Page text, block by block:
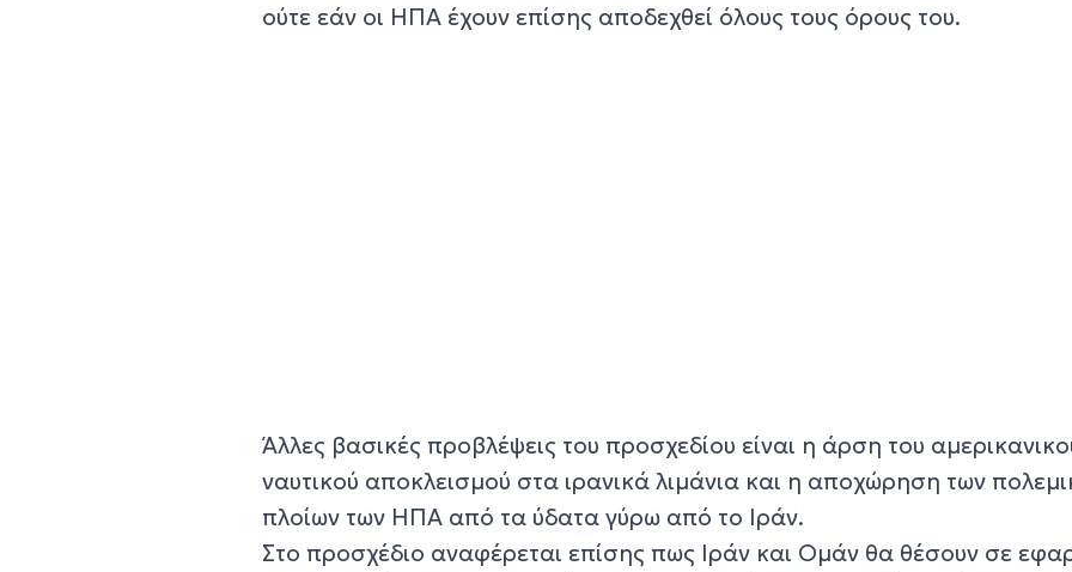
ούτε εάν οι ΗΠΑ έχουν επίσης αποδεχθεί όλους τους όρους του.
Άλλες βασικές προβλέψεις του προσχεδίου είναι η άρση του
ναυτικού αποκλεισμού στα ιρανικά λιμάνια και η αποχώρηση των
πλοίων των ΗΠΑ από τα ύδατα γύρω από το Ιράν.
Στο προσχέδιο αναφέρεται επίσης πως Ιράν και Ομάν θα θέσουν σε